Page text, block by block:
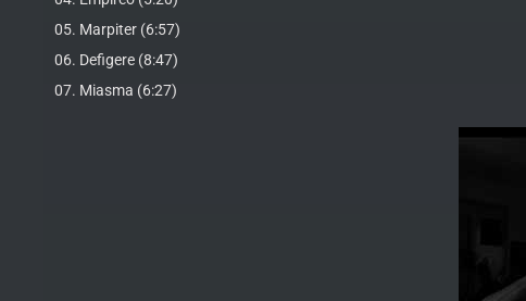
05. Marpiter (6:57)
06. Defigere (8:47)
07. Miasma (6:27)